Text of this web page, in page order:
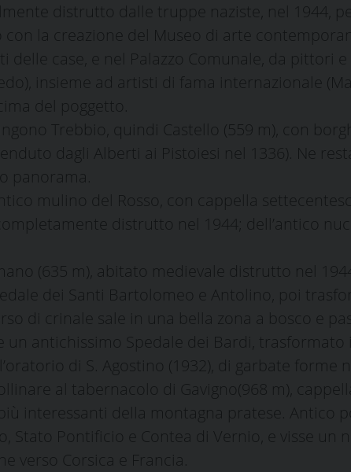
distrutto dalle truppe naziste, nel 1944,
la creazione del Museo di arte
case, e nel Palazzo Comunale, da pittori e
insieme ad artisti di fama internazionale
del poggetto.
Trebbio, quindi Castello (559 m), con
dagli Alberti ai Pistoiesi nel 1336). Ne
panorama.
mulino del Rosso, con cappella
distrutto nel 1944; dell’antico
(635 m), abitato medievale distrutto nel
dei Santi Bartolomeo e Antolino, poi
di crinale sale in una bella zona a bosco e
antichissimo Spedale dei Bardi, trasformato
di S. Agostino (1932), di garbate forme
al tabernacolo di Gavigno(968 m),
interessanti della montagna pratese. Antico
Stato Pontificio e Contea di Vernio, e visse un
verso Corsica e Francia.